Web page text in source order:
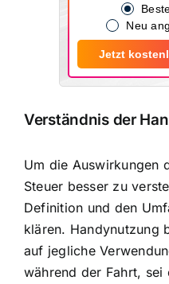
Neu
Jetzt
Verständnis der
Um die Auswirkungen
Steuer besser zu
Definition und den
klären. Handynutzung
auf jegliche
während der Fahrt, sei